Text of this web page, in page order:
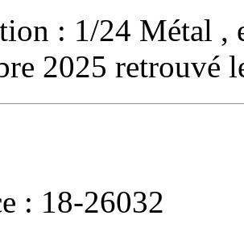
: 1/24 Métal ,
2025 retrouvé
: 18-26032